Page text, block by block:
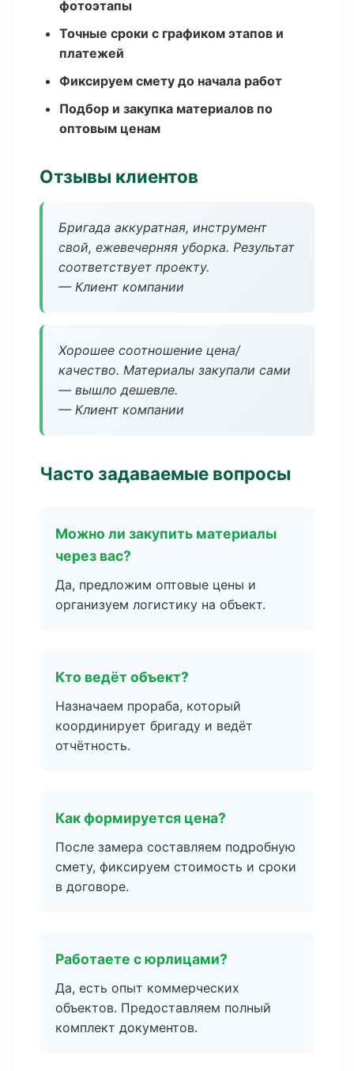
фотоэтапы
Точные сроки с графиком этапов и
платежей
Фиксируем смету до начала работ
Подбор и закупка материалов по
оптовым ценам
Отзывы клиентов
Бригада аккуратная, инструмент
свой, ежевечерняя уборка. Результат
соответствует проекту.
— Клиент компании
Хорошее соотношение цена/
качество. Материалы закупали сами
— вышло дешевле.
— Клиент компании
Часто задаваемые вопросы
Можно ли закупить материалы
через вас?
Да, предложим оптовые цены и
организуем логистику на объект.
Кто ведёт объект?
Назначаем прораба, который
координирует бригаду и ведёт
отчётность.
Как формируется цена?
После замера составляем подробную
смету, фиксируем стоимость и сроки
в договоре.
Работаете с юрлицами?
Да, есть опыт коммерческих
объектов. Предоставляем полный
комплект документов.